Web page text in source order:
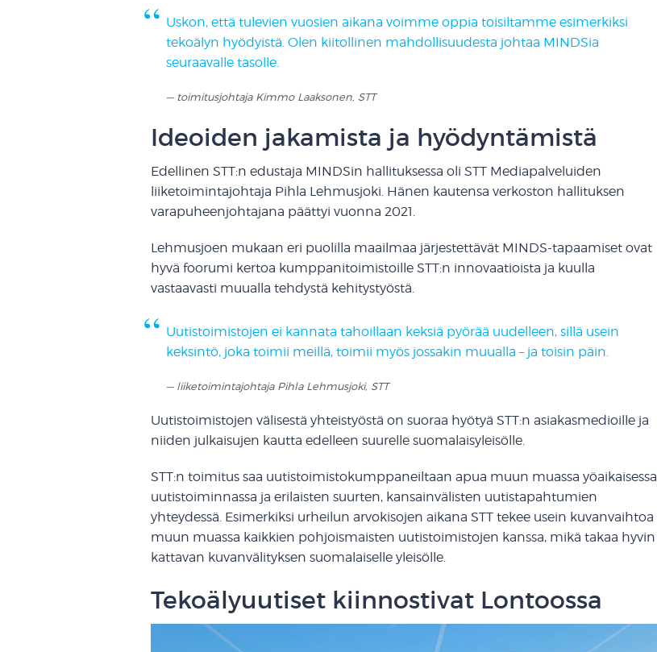
Uskon, että tulevien vuosien aikana voimme oppia toisiltamme esimerkiksi
tekoälyn hyödyistä. Olen kiitollinen mahdollisuudesta johtaa MINDSia
seuraavalle tasolle.
toimitusjohtaja Kimmo Laaksonen, STT
Ideoiden jakamista ja hyödyntämistä
Edellinen STT:n edustaja MINDSin hallituksessa oli STT Mediapalveluiden
liiketoimintajohtaja Pihla Lehmusjoki. Hänen kautensa verkoston hallituksen
varapuheenjohtajana päättyi vuonna 2021.
Lehmusjoen mukaan eri puolilla maailmaa järjestettävät MINDS-tapaamiset ovat
hyvä foorumi kertoa kumppanitoimistoille STT:n innovaatioista ja kuulla
vastaavasti muualla tehdystä kehitystyöstä.
Uutistoimistojen ei kannata tahoillaan keksiä pyörää uudelleen, sillä usein
keksintö, joka toimii meillä, toimii myös jossakin muualla – ja toisin päin.
liiketoimintajohtaja Pihla Lehmusjoki, STT
Uutistoimistojen välisestä yhteistyöstä on suoraa hyötyä STT:n asiakasmedioille ja
niiden julkaisujen kautta edelleen suurelle suomalaisyleisölle.
STT:n toimitus saa uutistoimistokumppaneiltaan apua muun muassa yöaikaisessa
uutistoiminnassa ja erilaisten suurten, kansainvälisten uutistapahtumien
yhteydessä. Esimerkiksi urheilun arvokisojen aikana STT tekee usein kuvanvaihtoa
muun muassa kaikkien pohjoismaisten uutistoimistojen kanssa, mikä takaa hyvin
kattavan kuvanvälityksen suomalaiselle yleisölle.
Tekoälyuutiset kiinnostivat Lontoossa